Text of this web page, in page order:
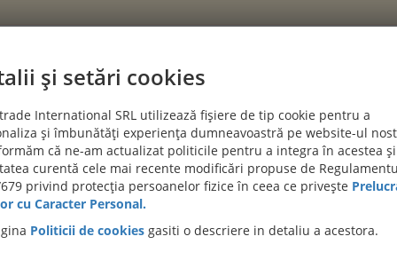
CATEGORII
PROIECTE CLIENTI BLOG DESPRE NOI AJUTĂ-MĂ SĂ
PROMOȚII DE IULIE! PARCHET SPC SI LVT: Viziteaza
și setări cookies
International SRL utilizează fișiere de tip cookie pentru a
și îmbunătăți experiența dumneavoastră pe website-ul
că ne-am actualizat politicile pentru a integra în acestea
curentă cele mai recente modificări propuse de
privind protecția persoanelor fizice în ceea ce privește
cu Caracter Personal.
Politicii de cookies gasiti o descriere in detaliu a acestora.